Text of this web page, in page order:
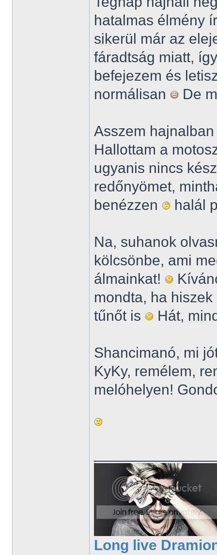
hatalmas élmény
sikerül már az
fáradtság miatt,
befejezem és
normálisan
De
Asszem
Hallottam a
ugyanis nincs
redőnyömet,
benézzen
halál
Na, suhanok
kölcsönbe, ami
álmainkat!
mondta, ha
tűnőt is
Hát,
Shancimanó, mi
KyKy, remélem,
melóhelyen!
Long live